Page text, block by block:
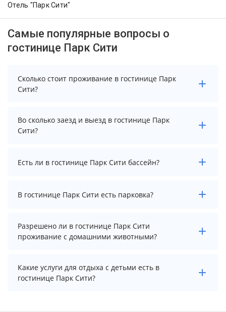
Отель "Парк Сити"
Самые популярные вопросы о
гостинице Парк Сити
Сколько стоит проживание в гостинице Парк
Сити?
Стоимость проживания в гостинице Парк Сити
начинается от 3520 рублей. Чтобы увидеть
Во сколько заезд и выезд в гостинице Парк
Сити?
Заезд возможен после 14:00, а выезд необходимо
осуществить до 12:00.
Есть ли в гостинице Парк Сити бассейн?
В гостинице Парк Сити нет бассейна.
В гостинице Парк Сити есть парковка?
В гостинице Парк Сити есть парковка, уточните
информацию перед бронированием у менеджера,
возможно, услуга оплачивается отдельно.
Разрешено ли в гостинице Парк Сити
проживание с домашними животными?
Проживание с домашними животными разрешено.
Однако, это может оплачиваться дополнительно.
Какие услуги для отдыха с детьми есть в
гостинице Парк Сити?